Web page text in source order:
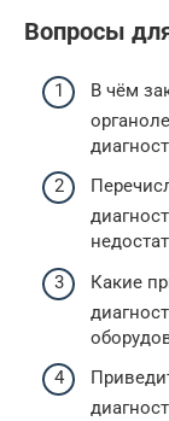
Вопросы
В чём
Какие